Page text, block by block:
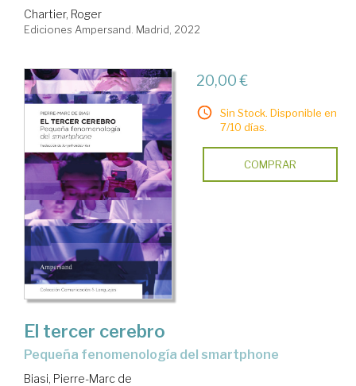
Chartier, Roger
Ediciones Ampersand. Madrid, 2022
20,00 €
Sin Stock. Disponible en
7/10 días.
COMPRAR
El tercer cerebro
pequeña fenomenología del smartphone
Biasi, Pierre-Marc de